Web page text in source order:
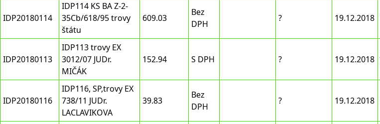
IDP20180114
IDP114 KS BA Z-2-
35Cb/618/95 trovy
štátu
609.03
Bez
DPH
? 19.12.2018
IDP20180113
IDP113 trovy EX
3012/07 JUDr.
MIČÁK
152.94 S DPH ? 19.12.2018
IDP20180116
IDP116, SP,trovy EX
738/11 JUDr.
LACLAVIKOVA
39.83
Bez
DPH
? 19.12.2018